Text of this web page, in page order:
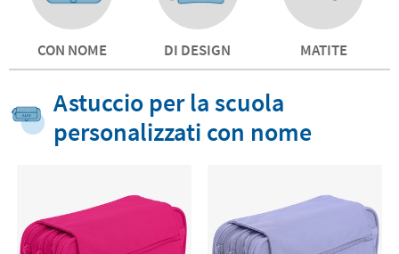
CON NOME DI DESIGN MATITE
Astuccio per la scuola
personalizzati con nome